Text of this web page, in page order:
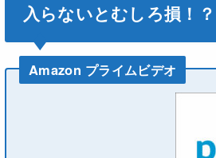
入らないとむしろ損！？
Amazon プライムビデオ